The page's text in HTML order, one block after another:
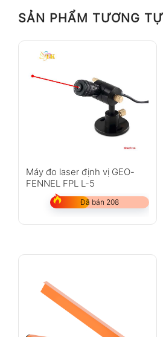
Không có bình luận nào
SẢN PHẨM TƯƠNG TỰ
Máy đo laser định vị GEO-
FENNEL FPL L-5
Đã bán 208